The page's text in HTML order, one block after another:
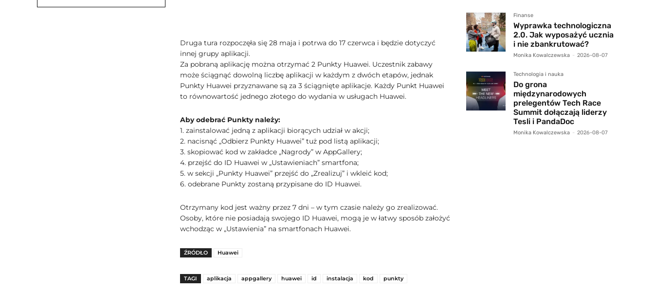
Druga tura rozpoczęła się 28 maja i potrwa do 17 czerwca i będzie dotyczyć
innej grupy aplikacji.
Za pobraną aplikację można otrzymać 2 Punkty Huawei. Uczestnik zabawy
może ściągnąć dowolną liczbę aplikacji w każdym z dwóch etapów, jednak
Punkty Huawei przyznawane są za 3 ściągnięte aplikacje. Każdy Punkt Huawei
to równowartość jednego złotego do wydania w usługach Huawei.
Aby odebrać Punkty należy:
1. zainstalować jedną z aplikacji biorących udział w akcji;
2. nacisnąć „Odbierz Punkty Huawei” tuż pod listą aplikacji;
3. skopiować kod w zakładce „Nagrody” w AppGallery;
4. przejść do ID Huawei w „Ustawieniach” smartfona;
5. w sekcji „Punkty Huawei” przejść do „Zrealizuj” i wkleić kod;
6. odebrane Punkty zostaną przypisane do ID Huawei.
Otrzymany kod jest ważny przez 7 dni – w tym czasie należy go zrealizować.
Osoby, które nie posiadają swojego ID Huawei, mogą je w łatwy sposób założyć
wchodząc w „Ustawienia” na smartfonach Huawei.
ŹRÓDŁO Huawei
TAGI aplikacja appgallery huawei id instalacja kod punkty
Finanse
Wyprawka technologiczna
2.0. Jak wyposażyć ucznia
i nie zbankrutować?
Monika Kowalczewska - 2026-08-07
Technologia i nauka
Do grona
międzynarodowych
prelegentów Tech Race
Summit dołączają liderzy
Tesli i PandaDoc
Monika Kowalczewska - 2026-08-07